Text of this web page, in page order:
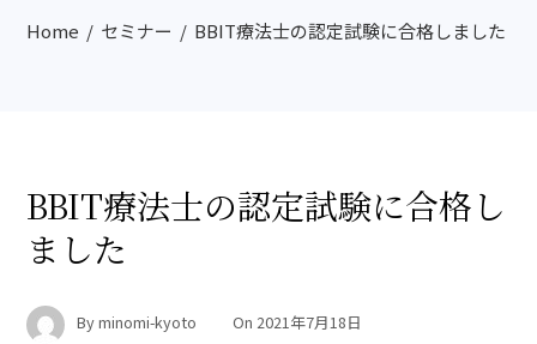
Home セミナー BBIT療法士の認定試験に合格しました
BBIT療法士の認定試験に合格し
ました
Byminomi-kyoto On 2021年7月18日